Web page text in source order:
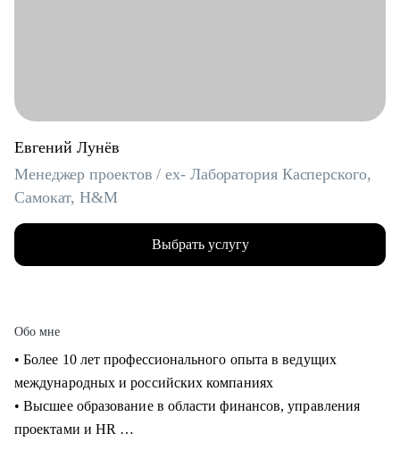
Евгений Лунёв
Менеджер проектов / ex- Лаборатория Касперского,
Самокат, H&M
Выбрать услугу
Обо мне
• Более 10 лет профессионального опыта в ведущих
международных и российских компаниях
• Высшее образование в области финансов, управления
проектами и HR